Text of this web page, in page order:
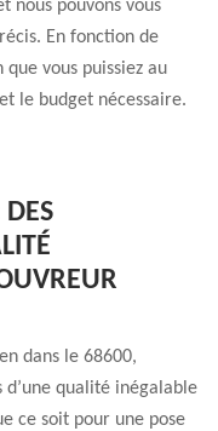
nous pouvons vous
En fonction de
vous puissiez au
le budget nécessaire.
dans le 68600,
qualité inégalable
ce soit pour une pose